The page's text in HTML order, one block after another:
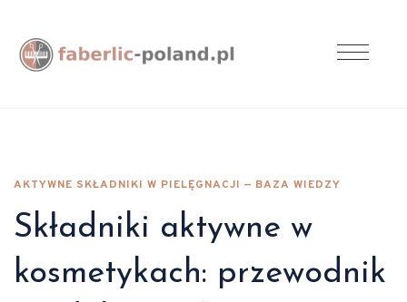
AKTYWNE SKŁADNIKI W PIELĘGNACJI — BAZA WIEDZY
Składniki aktywne w
kosmetykach: przewodnik